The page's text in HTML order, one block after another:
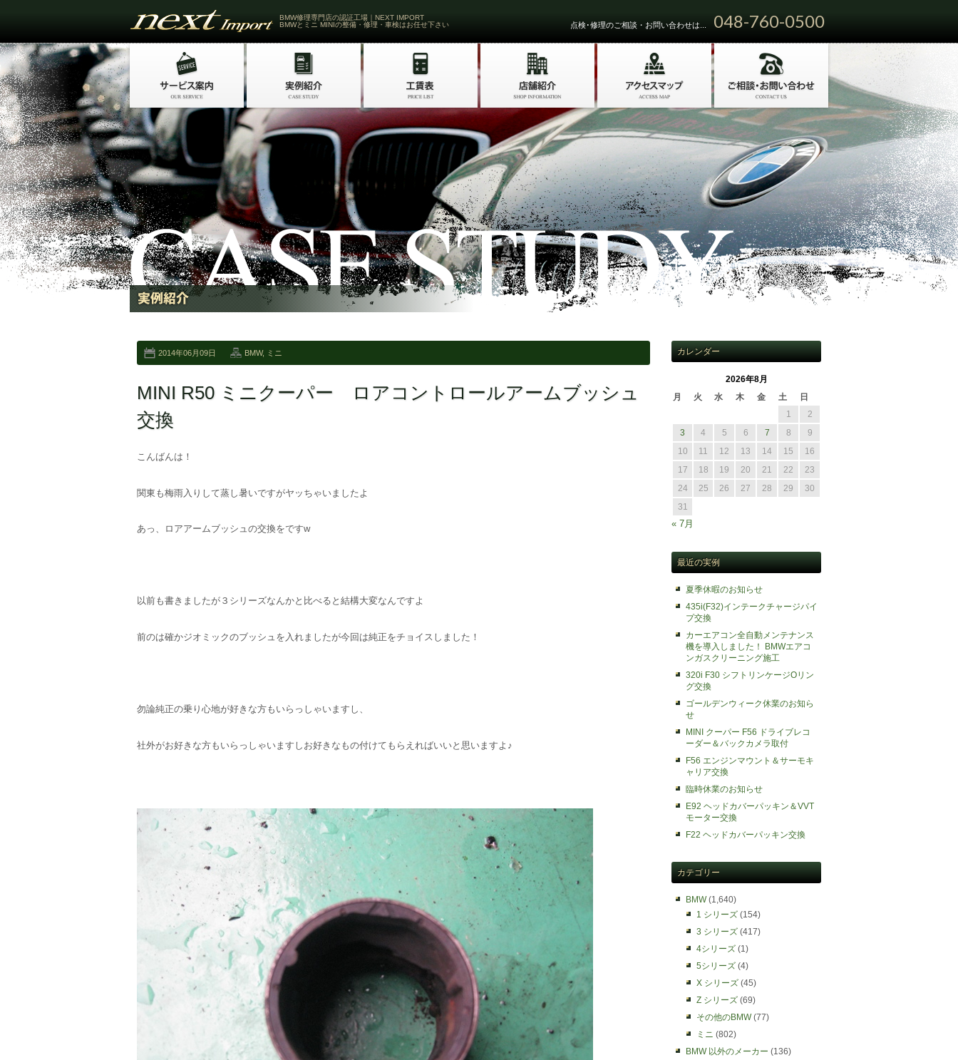
BMW修理専門店の認証工場｜NEXT IMPORT
BMWとミニ MINIの整備・修理・車検はお任せ下さい
点検･修理のご相談・お問い合わせは... 048-760-0500
2014年06月09日 BMW, ミニ
MINI R50 ミニクーパー ロアコントロールアームブッシュ
交換
こんばんは！
関東も梅雨入りして蒸し暑いですがヤッちゃいましたよ
あっ、ロアアームブッシュの交換をですw
以前も書きましたが３シリーズなんかと比べると結構大変なんですよ
前のは確かジオミックのブッシュを入れましたが今回は純正をチョイスしました！
勿論純正の乗り心地が好きな方もいらっしゃいますし、
社外がお好きな方もいらっしゃいますしお好きなもの付けてもらえればいいと思いますよ♪
カレンダー
2026年8月
月
火 水 木 金 土
日
1
2
3
4 5 6 7 8
9
10
11 12 13 14 15
16
17
18 19 20 21 22
23
24
25 26 27 28 29
30
31
« 7月
最近の実例
夏季休暇のお知らせ
435i(F32)インテークチャージパイ
プ交換
カーエアコン全自動メンテナンス
機を導入しました！ BMWエアコ
ンガスクリーニング施工
320i F30 シフトリンケージOリン
グ交換
ゴールデンウィーク休業のお知ら
せ
MINI クーパー F56 ドライブレコ
ーダー＆バックカメラ取付
F56 エンジンマウント＆サーモキ
ャリア交換
臨時休業のお知らせ
E92 ヘッドカバーパッキン＆VVT
モーター交換
F22 ヘッドカバーパッキン交換
カテゴリー
BMW(1,640)
1 シリーズ (154)
3 シリーズ (417)
4シリーズ (1)
5シリーズ (4)
X シリーズ (45)
Z シリーズ (69)
その他のBMW(77)
ミニ (802)
BMW 以外のメーカー (136)